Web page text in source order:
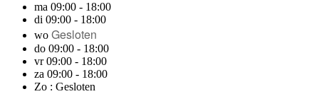
ma 09:00 - 18:00
di 09:00 - 18:00
wo Gesloten
do 09:00 - 18:00
vr 09:00 - 18:00
za 09:00 - 18:00
Zo : Gesloten